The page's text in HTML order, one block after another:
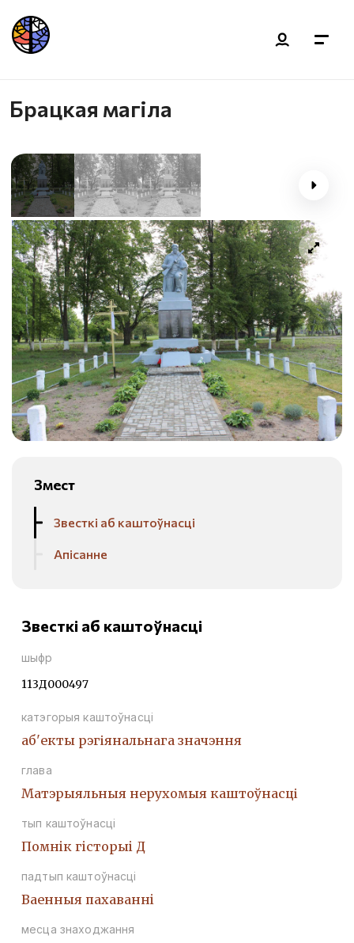
Брацкая магіла
Змест
Звесткі аб каштоўнасці
Апісанне
Звесткі аб каштоўнасці
шыфр
113Д000497
катэгорыя каштоўнасці
аб'екты рэгіянальнага значэння
глава
Матэрыяльныя нерухомыя каштоўнасці
тып каштоўнасці
Помнiк гiсторыi Д
падтып каштоўнасці
Ваенныя пахаваннi
месца знаходжання